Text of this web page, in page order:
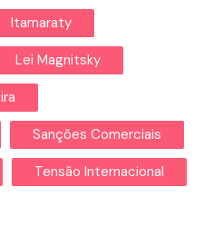
Itamaraty
Lei Magnitsky
Sanções Comerciais
Tensão Internacional